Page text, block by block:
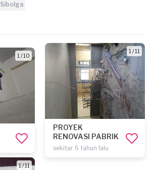
Sibolga
1 / 10
1 / 11
PROYEK
RENOVASI PABRIK
sekitar 6 tahun lalu
1 / 11